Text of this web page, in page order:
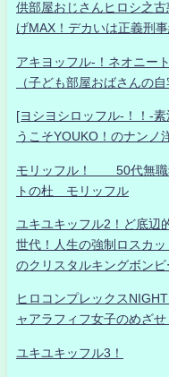
供部屋おじさんヒロシ之
げMAX！デカいは正義刑
アキヨッフル-！ネオニー
（子ども部屋おばさんの
[ヨシヨシロッフル-！！-
うこそYOUKO！のナンノ
モリッフル！ 50代無職
トの杜 モリッフル
ユキユキッフル2！ど底辺
世代！人生の強制ロスカ
のクリスタルキングボン
ヒロコンプレックス
ャアラフィフ女子のめざ
ユキユキッフル3！